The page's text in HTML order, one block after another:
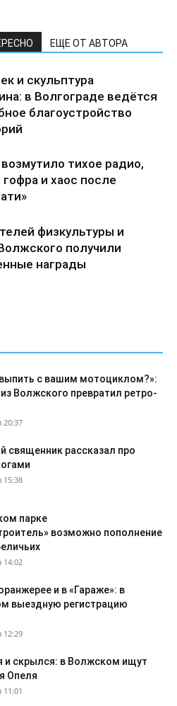
ЕЩЕ ОТ АВТОРА
и скульптура
в Волгограде ведётся
благоустройство
тихое радио,
гофра и хаос после
физкультуры и
получили
награды
с вашим мотоциклом?»:
Волжского превратил ретро-
20:37
священник рассказал про
15:38
парке
возможно пополнение
14:02
и в «Гараже»: в
выездную регистрацию
12:29
и скрылся: в Волжском ищут
Опеля
11:01